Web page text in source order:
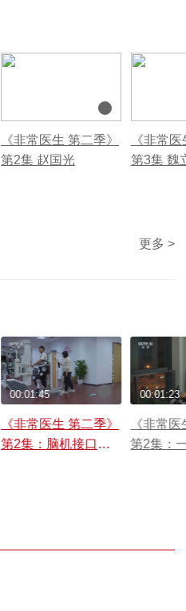
《非常医生 第二季》
第2集 赵国光
《非常
第3集 魏
更多 >
《非常医生 第二季》
第2集：脑机接口技
00:01:45
《非常
第2集：
00:01:23